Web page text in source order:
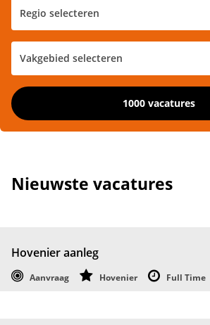
1000 vacatures
Nieuwste vacatures
Hovenier aanleg
Aanvraag Hovenier Full Time